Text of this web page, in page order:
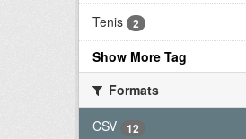
Tenis 2
Show More Tag
Formats
CSV
12